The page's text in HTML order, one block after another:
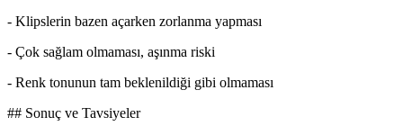
- Klipslerin bazen açarken zorlanma yapması
- Çok sağlam olmaması, aşınma riski
- Renk tonunun tam beklenildiği gibi olmaması
## Sonuç ve Tavsiyeler